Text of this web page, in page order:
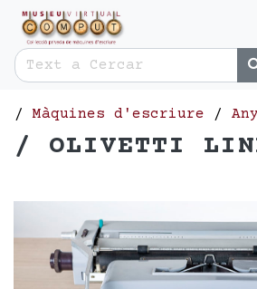
/ Màquines d'escriure /
/ OLIVETTI